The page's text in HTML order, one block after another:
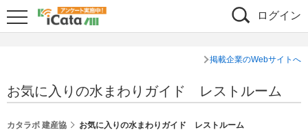
ログイン
掲載企業のWebサイトへ
お気に入りの水まわりガイド レストルーム
カタラボ 建産協 お気に入りの水まわりガイド レストルーム